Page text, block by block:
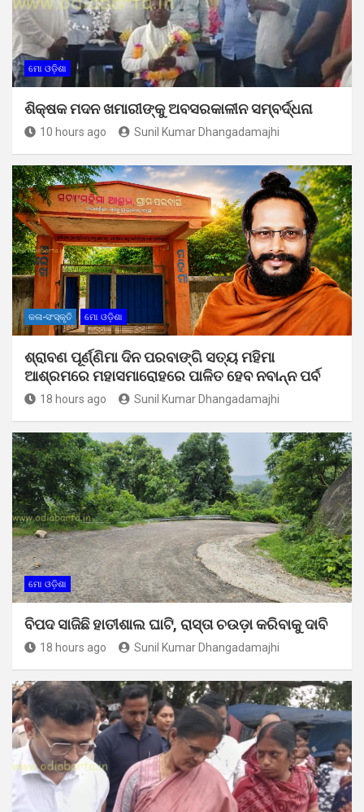
ମୋ ଓଡ଼ିଶା
ଶିକ୍ଷକ ମଦନ ଖମାରୀଙ୍କୁ ଅବସରକାଳୀନ ସମ୍ବର୍ଦ୍ଧନା
10 hours ago Sunil Kumar Dhangadamajhi
କଳା-ସଂସ୍କୃତି ମୋ ଓଡ଼ିଶା
ଶ୍ରାବଣ ପୂର୍ଣ୍ଣିମା ଦିନ ପରବାଙ୍ଗି ସତ୍ୟ ମହିମା
ଆଶ୍ରମରେ ମହାସମାରୋହରେ ପାଳିତ ହେବ ନବାନ୍ନ ପର୍ବ
18 hours ago Sunil Kumar Dhangadamajhi
ମୋ ଓଡ଼ିଶା
ବିପଦ ସାଜିଛି ହାତୀଶାଲ ଘାଟି, ରାସ୍ତା ଚଉଡ଼ା କରିବାକୁ ଦାବି
18 hours ago Sunil Kumar Dhangadamajhi